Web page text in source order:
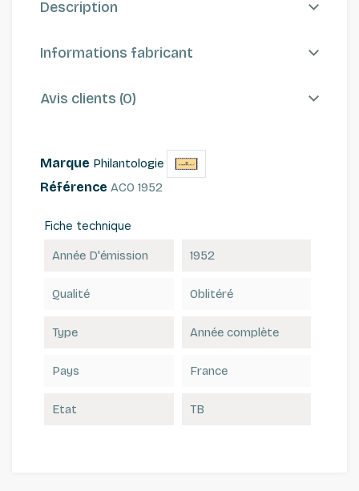
Description
Informations fabricant
Avis clients (0)
Marque Philantologie
Référence ACO 1952
Fiche technique
Année D'émission 1952
Qualité Oblitéré
Type Année complète
Pays France
Etat TB